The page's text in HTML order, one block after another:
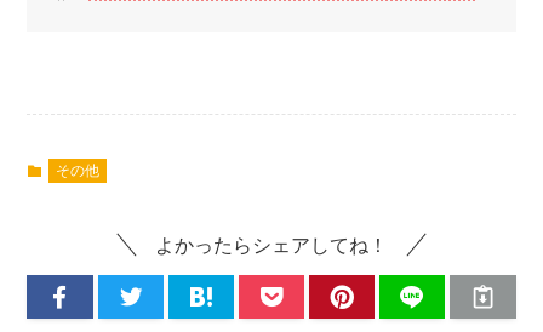
その他
よかったらシェアしてね！